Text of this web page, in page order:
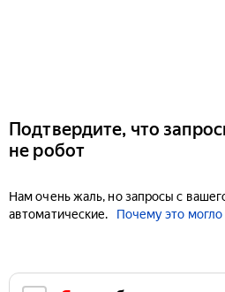
Подтвердите, что
не робот
Нам очень жаль, но запросы с
автоматические.
Почему это могло